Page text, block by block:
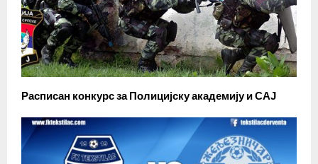
Расписан конкурс за Полицијску академију и САЈ